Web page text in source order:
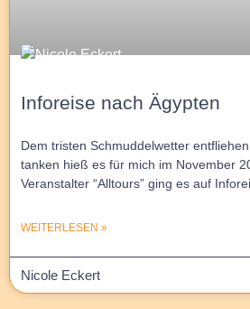
Inforeise nach Ägypten
Dem tristen Schmuddelwetter
tanken hieß es für mich im November
Veranstalter “Alltours” ging es auf
WEITERLESEN »
Nicole Eckert